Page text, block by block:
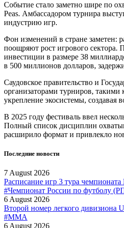
Событие стало заметно шире по
Peas. Амбассадором турнира
индустрию игр.
Фон изменений в стране заметен:
поощряют рост игрового сектора.
инвестиции в размере 38
в 500 миллионов долларов,
Саудовское правительство и
организаторами турниров, такими
укрепление экосистемы, создавая
В 2025 году фестиваль ввел
Полный список дисциплин
расширило формат и привлекло
Последние новости
7 August 2026
Расписание игр 3 тура
#Чемпионат России по футболу
6 August 2026
Второй номер легкого дивизиона
#MMA
6 August 2026